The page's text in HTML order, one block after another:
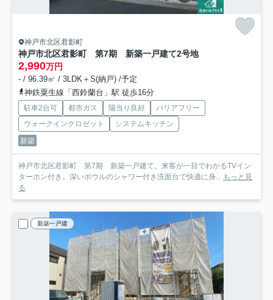
神戸市北区君影町
神戸市北区君影町 第7期 新築一戸建て2号地
2,990万円
- / 96.39㎡ / 3LDK＋S(納戸) /予定
神鉄粟生線「西鈴蘭台」駅 徒歩16分
駐車2台可 都市ガス 陽当り良好
バリアフリー
ウォークインクロゼット
システムキッチン
新築
神戸市北区君影町 第7期 新築一戸建て。来客が一目でわかるTVイン
ターホン付き。深いボウルのシャワー付き洗面台で快適に身... もっと見
る
新築一戸建